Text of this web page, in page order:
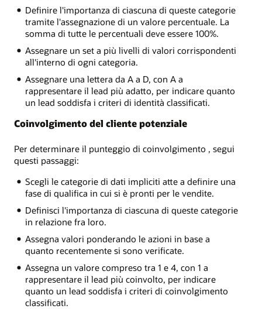
Definire l'importanza di ciascuna di queste categorie
tramite l'assegnazione di un valore percentuale. La
somma di tutte le percentuali deve essere 100%.
Assegnare un set a più livelli di valori corrispondenti
all'interno di ogni categoria.
Assegnare una lettera da A a D, con A a
rappresentare il lead più adatto, per indicare quanto
un lead soddisfa i criteri di identità classificati.
Coinvolgimento del cliente potenziale
Per determinare il punteggio di coinvolgimento , segui
questi passaggi:
Scegli le categorie di dati impliciti atte a definire una
fase di qualifica in cui si è pronti per le vendite.
Definisci l'importanza di ciascuna di queste categorie
in relazione fra loro.
Assegna valori ponderando le azioni in base a
quanto recentemente si sono verificate.
Assegna un valore compreso tra 1 e 4, con 1 a
rappresentare il lead più coinvolto, per indicare
quanto un lead soddisfa i criteri di coinvolgimento
classificati.